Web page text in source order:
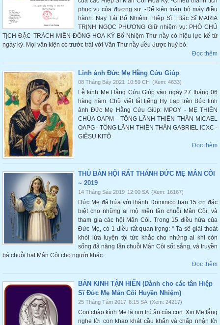
phục vụ của đương sự. -Để kiện toàn bộ máy điều
hành. Nay Tái Bổ Nhiệm: Hiệp Sĩ : Bác Sĩ MARIA
TRỊNH NGỌC PHƯƠNG Giữ nhiệm vụ: PHÓ CHỦ
TỊCH ĐẶC TRÁCH MIỀN ĐÔNG HOA KỲ Bổ Nhiệm Thư nầy có hiệu lực kể từ
ngày ký. Mọi văn kiện có trước trái với Văn Thư nầy đều được huỷ bỏ.
Đọc thêm
Linh ảnh Đức Mẹ Hằng Cứu Giúp
08 Tháng Bảy 2021 10:59 CH (Xem: 4633)
Lễ kính Mẹ Hằng Cứu Giúp vào ngày 27 tháng 06
hàng năm. Chữ viết tắt tiếng Hy Lạp trên Bức linh
ảnh Đức Mẹ Hằng Cứu Giúp: MPOY - MẸ THIÊN
CHÚA OAPM - TỔNG LÃNH THIÊN THẦN MICAEL
OAPG - TỔNG LÃNH THIÊN THẦN GABRIEL ICXC -
GIÊSU KITÔ
Đọc thêm
THỦ BẢN HỘI RẤT THÁNH ĐỨC MẸ MÂN CÔI
~ 2019
14 Tháng Sáu 2019 12:00 SA (Xem: 16167)
Đức Mẹ đã hứa với thánh Đominico ban 15 ơn đặc
biệt cho những ai mộ mến lần chuỗi Mân Côi, và
tham gia các hội Mân Côi. Trong 15 điều hứa của
Đức Mẹ, có 1 điều rất quan trọng: “ Ta sẽ giải thoát
khỏi lửa luyện tội tức khắc cho những ai khi còn
sống đã năng lần chuỗi Mân Côi sốt sắng, và truyền
bá chuỗi hạt Mân Côi cho người khác.
Đọc thêm
BẢN KINH TẬN HIẾN (Dành cho các tân Hiệp
Sĩ Đức Mẹ Mân Côi Huyền Nhiệm)
25 Tháng Tám 2017 8:15 SA (Xem: 24217)
Con chào kính Mẹ là nơi trú ẩn của con. Xin Mẹ lắng
nghe lời con khao khát cầu khẩn và chấp nhận lời